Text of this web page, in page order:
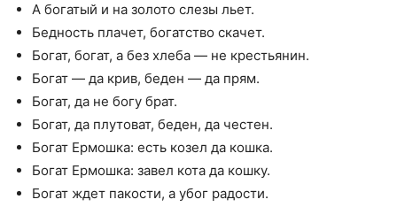
А богатый и на золото слезы льет.
Бедность плачет, богатство скачет.
Богат, богат, а без хлеба — не крестьянин.
Богат — да крив, беден — да прям.
Богат, да не богу брат.
Богат, да плутоват, беден, да честен.
Богат Ермошка: есть козел да кошка.
Богат Ермошка: завел кота да кошку.
Богат ждет пакости, а убог радости.